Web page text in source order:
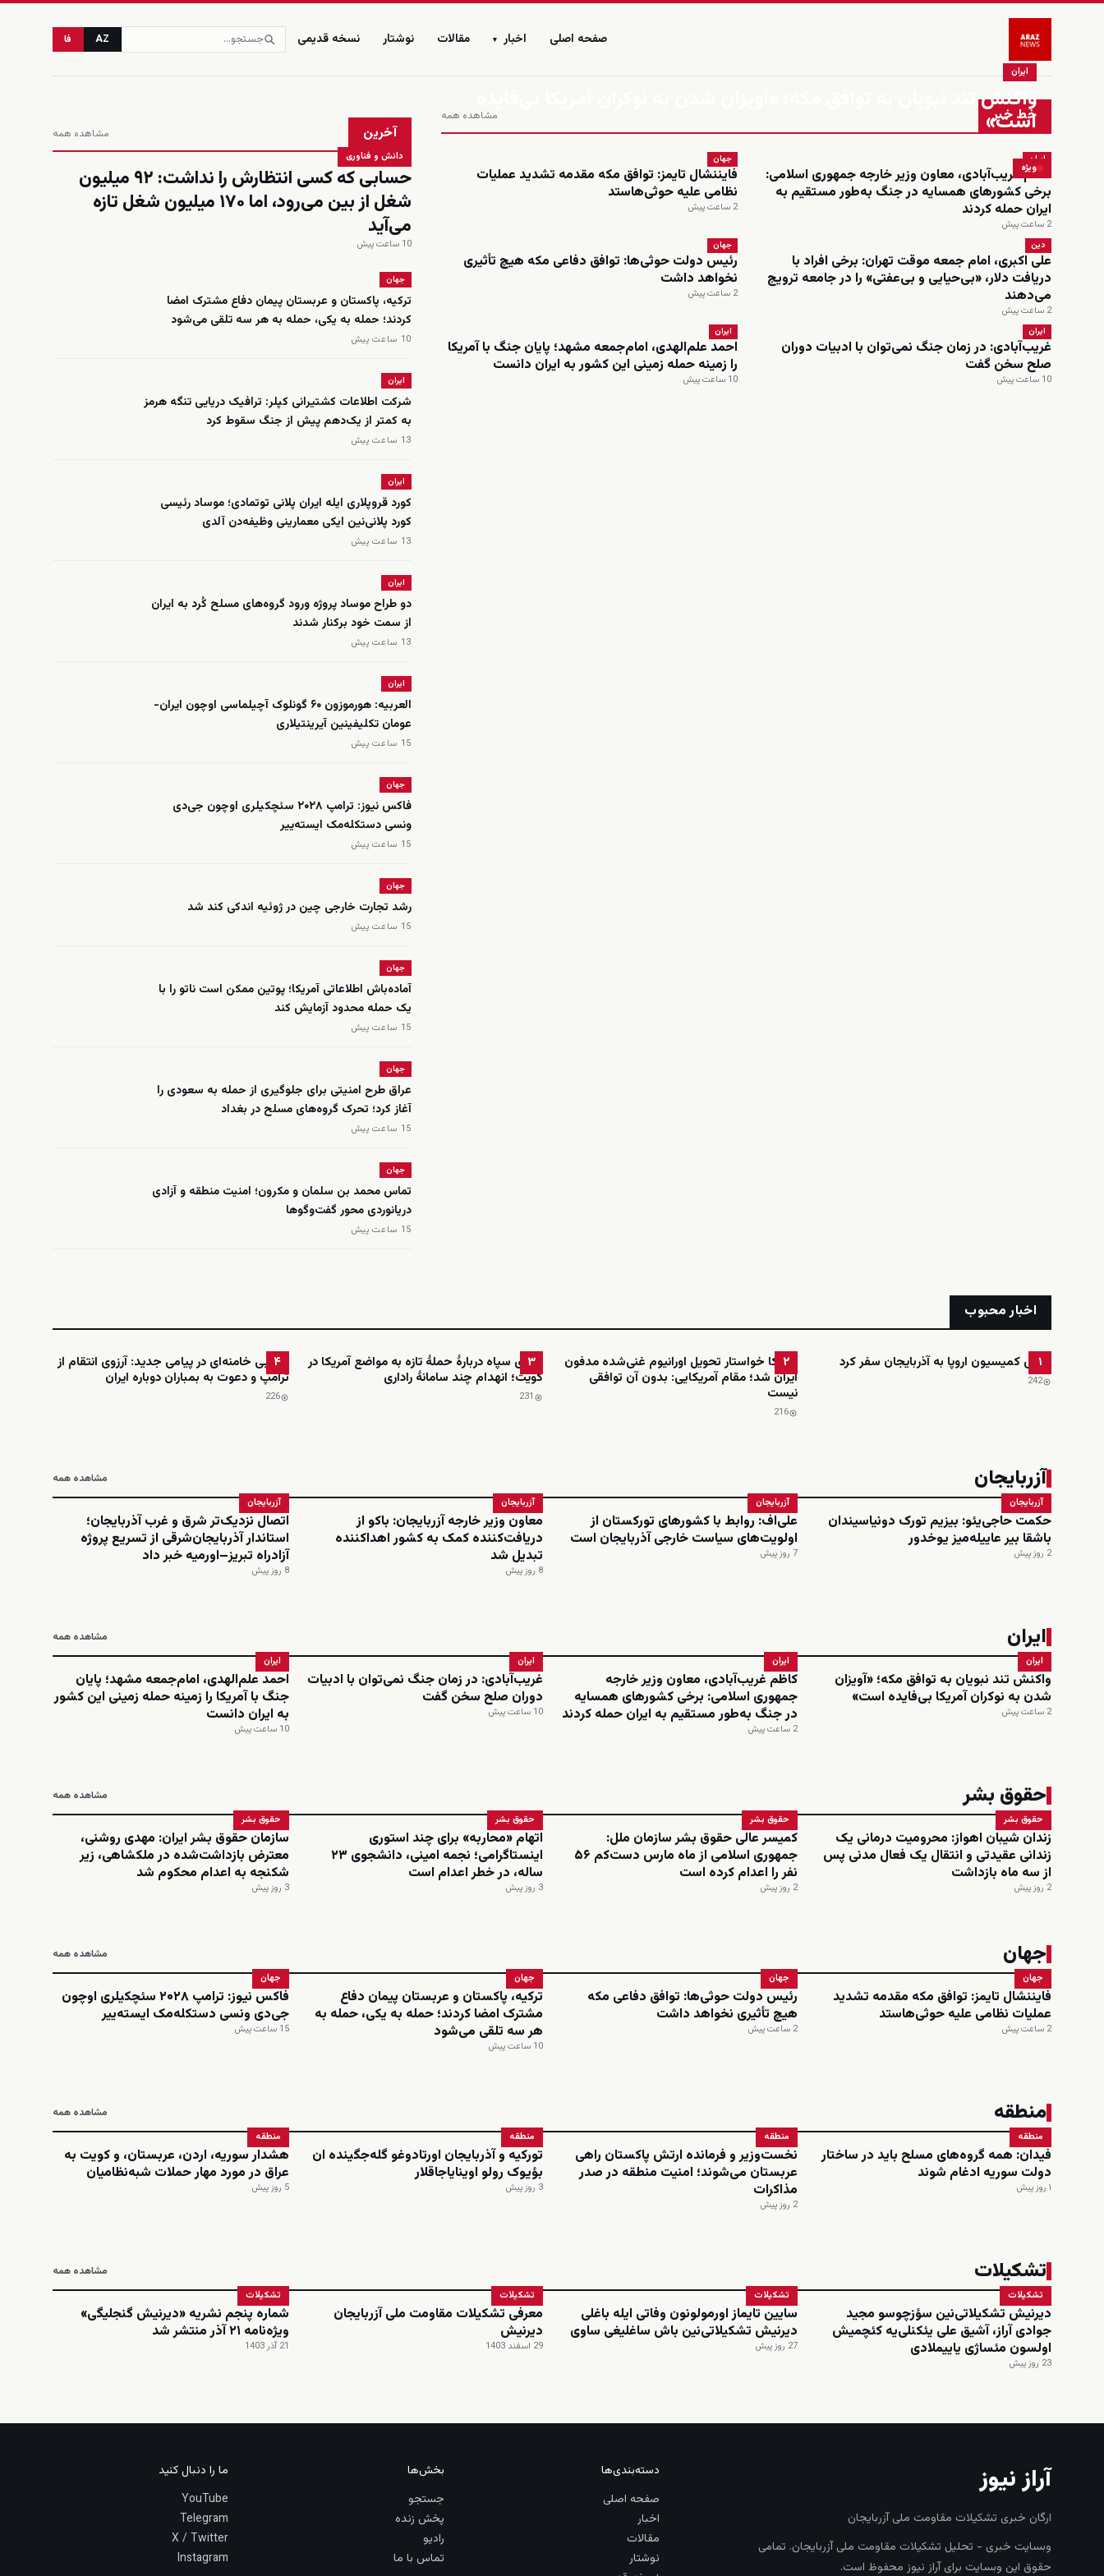
صفحه اصلی اخبار ▾ مقالات نوشتار نسخه قدیمی AZ فا
زنده خط خبر مشاهده همه
ویژه
ایران
واکنش تند نبویان به توافق مکه؛ «آویزان شدن به نوکران آمریکا بی‌فایده
است»
ایران
کاظم غریب‌آبادی، معاون وزیر خارجه جمهوری اسلامی:
برخی کشورهای همسایه در جنگ به‌طور مستقیم به
ایران حمله کردند
2 ساعت پیش
جهان
فایننشال تایمز: توافق مکه مقدمه تشدید عملیات
نظامی علیه حوثی‌هاستد
2 ساعت پیش
دین
علی اکبری، امام جمعه موقت تهران: برخی افراد با
دریافت دلار، «بی‌حیایی و بی‌عفتی» را در جامعه ترویج
می‌دهند
2 ساعت پیش
جهان
رئیس دولت حوثی‌ها: توافق دفاعی مکه هیچ تأثیری
نخواهد داشت
2 ساعت پیش
ایران
غریب‌آبادی: در زمان جنگ نمی‌توان با ادبیات دوران
صلح سخن گفت
10 ساعت پیش
ایران
احمد علم‌الهدی، امام‌جمعه مشهد؛ پایان جنگ با آمریکا
را زمینه حمله زمینی این کشور به ایران دانست
10 ساعت پیش
آخرین مشاهده همه
دانش و فناوری
حسابی که کسی انتظارش را نداشت: ۹۲ میلیون
شغل از بین می‌رود، اما ۱۷۰ میلیون شغل تازه
می‌آید
10 ساعت پیش
جهان
ترکیه، پاکستان و عربستان پیمان دفاع مشترک امضا
کردند؛ حمله به یکی، حمله به هر سه تلقی می‌شود
10 ساعت پیش
ایران
شرکت اطلاعات کشتیرانی کپلر: ترافیک دریایی تنگه هرمز
به کمتر از یک‌دهم پیش از جنگ سقوط کرد
13 ساعت پیش
ایران
کورد قروپلاری ایله ایران پلانی توتمادی؛ موساد رئیسی
کورد پلانی‌نین ایکی معمارینی وظیفه‌دن آلدی
13 ساعت پیش
ایران
دو طراح موساد پروژه ورود گروه‌های مسلح کُرد به ایران
از سمت خود برکنار شدند
13 ساعت پیش
ایران
العربیه: هورموزون ۶۰ گونلوک آچیلماسی اوچون ایران-
عومان تکلیفینین آیرینتیلاری
15 ساعت پیش
جهان
فاکس نیوز: ترامپ ۲۰۲۸ سئچکیلری اوچون جی‌دی
ونسی دستکله‌مک ایسته‌ییر
15 ساعت پیش
جهان
رشد تجارت خارجی چین در ژوئیه اندکی کند شد
15 ساعت پیش
جهان
آماده‌باش اطلاعاتی آمریکا؛ پوتین ممکن است ناتو را با
یک حمله محدود آزمایش کند
15 ساعت پیش
جهان
عراق طرح امنیتی برای جلوگیری از حمله به سعودی را
آغاز کرد؛ تحرک گروه‌های مسلح در بغداد
15 ساعت پیش
جهان
تماس محمد بن سلمان و مکرون؛ امنیت منطقه و آزادی
دریانوردی محور گفت‌وگوها
15 ساعت پیش
اخبار محبوب
۱
رئیس کمیسیون اروپا به آذربایجان سفر کرد
242
۲
آمریکا خواستار تحویل اورانیوم غنی‌شده مدفون
ایران شد؛ مقام آمریکایی: بدون آن توافقی
نیست
216
۳
ادعای سپاه دربارهٔ حملهٔ تازه به مواضع آمریکا در
کویت؛ انهدام چند سامانهٔ راداری
231
۴
مجتبی خامنه‌ای در پیامی جدید: آرزوی انتقام از
ترامپ و دعوت به بمباران دوباره ایران
226
آزربایجان مشاهده همه
آزربایجان
حکمت حاجی‌یئو: بیزیم تورک دونیاسیندان
باشقا بیر عاییله‌میز یوخدور
2 روز پیش
آزربایجان
علی‌اف: روابط با کشورهای تورکستان از
اولویت‌های سیاست خارجی آذربایجان است
7 روز پیش
آزربایجان
معاون وزیر خارجه آزربایجان: باکو از
دریافت‌کننده کمک به کشور اهداکننده
تبدیل شد
8 روز پیش
آزربایجان
اتصال نزدیک‌تر شرق و غرب آذربایجان؛
استاندار آذربایجان‌شرقی از تسریع پروژه
آزادراه تبریز–اورمیه خبر داد
8 روز پیش
ایران مشاهده همه
ایران
واکنش تند نبویان به توافق مکه؛ «آویزان
شدن به نوکران آمریکا بی‌فایده است»
2 ساعت پیش
ایران
کاظم غریب‌آبادی، معاون وزیر خارجه
جمهوری اسلامی: برخی کشورهای همسایه
در جنگ به‌طور مستقیم به ایران حمله کردند
2 ساعت پیش
ایران
غریب‌آبادی: در زمان جنگ نمی‌توان با ادبیات
دوران صلح سخن گفت
10 ساعت پیش
ایران
احمد علم‌الهدی، امام‌جمعه مشهد؛ پایان
جنگ با آمریکا را زمینه حمله زمینی این کشور
به ایران دانست
10 ساعت پیش
حقوق بشر مشاهده همه
حقوق بشر
زندان شیبان اهواز: محرومیت درمانی یک
زندانی عقیدتی و انتقال یک فعال مدنی پس
از سه ماه بازداشت
2 روز پیش
حقوق بشر
کمیسر عالی حقوق بشر سازمان ملل:
جمهوری اسلامی از ماه مارس دست‌کم ۵۶
نفر را اعدام کرده است
2 روز پیش
حقوق بشر
اتهام «محاربه» برای چند استوری
اینستاگرامی؛ نجمه امینی، دانشجوی ۲۳
ساله، در خطر اعدام است
3 روز پیش
حقوق بشر
سازمان حقوق بشر ایران: مهدی روشنی،
معترض بازداشت‌شده در ملکشاهی، زیر
شکنجه به اعدام محکوم شد
3 روز پیش
جهان مشاهده همه
جهان
فایننشال تایمز: توافق مکه مقدمه تشدید
عملیات نظامی علیه حوثی‌هاستد
2 ساعت پیش
جهان
رئیس دولت حوثی‌ها: توافق دفاعی مکه
هیچ تأثیری نخواهد داشت
2 ساعت پیش
جهان
ترکیه، پاکستان و عربستان پیمان دفاع
مشترک امضا کردند؛ حمله به یکی، حمله به
هر سه تلقی می‌شود
10 ساعت پیش
جهان
فاکس نیوز: ترامپ ۲۰۲۸ سئچکیلری اوچون
جی‌دی ونسی دستکله‌مک ایسته‌ییر
15 ساعت پیش
منطقه مشاهده همه
منطقه
فیدان: همه گروه‌های مسلح باید در ساختار
دولت سوریه ادغام شوند
۱ روز پیش
منطقه
نخست‌وزیر و فرمانده ارتش پاکستان راهی
عربستان می‌شوند؛ امنیت منطقه در صدر
مذاکرات
2 روز پیش
منطقه
تورکیه و آذربایجان اورتادوغو گله‌جگینده ان
بؤیوک رولو اوینایاجاقلار
3 روز پیش
منطقه
هشدار سوریه، اردن، عربستان، و کویت به
عراق در مورد مهار حملات شبه‌نظامیان
5 روز پیش
تشکیلات مشاهده همه
تشکیلات
دیرنیش تشکیلاتی‌نین سؤزچوسو مجید
جوادی آراز، آشیق علی یئکنلی‌یه کئچمیش
اولسون مئساژی یاییملادی
23 روز پیش
تشکیلات
سایین تایماز اورمولونون وفاتی ایله باغلی
دیرنیش تشکیلاتی‌نین باش ساغلیغی ساوی
27 روز پیش
تشکیلات
معرفی تشکیلات مقاومت ملی آزربایجان
دیرنیش
29 اسفند 1403
تشکیلات
شماره پنجم نشریه «دیرنیش گنجلیگی»
ویژه‌نامه ۲۱ آذر منتشر شد
21 آذر 1403
آراز نیوز
ارگان خبری تشکیلات مقاومت ملی آزربایجان
وبسایت خبری - تحلیل تشکیلات مقاومت ملی آزربایجان. تمامی
حقوق این وبسایت برای آراز نیوز محفوظ است.
دسته‌بندی‌ها
صفحه اصلی
اخبار
مقالات
نوشتار
بخش‌ها
جستجو
پخش زنده
رادیو
تماس با ما
ما را دنبال کنید
YouTube
Telegram
X / Twitter
Instagram